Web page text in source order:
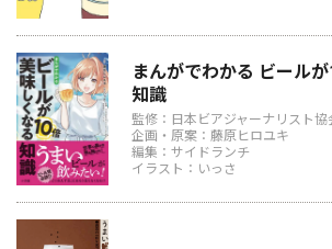
まんがでわかる ビール
知識
監修：日本ビアジャーナリスト協
企画・原案：藤原ヒロユキ
編集：サイドランチ
イラスト：いっさ